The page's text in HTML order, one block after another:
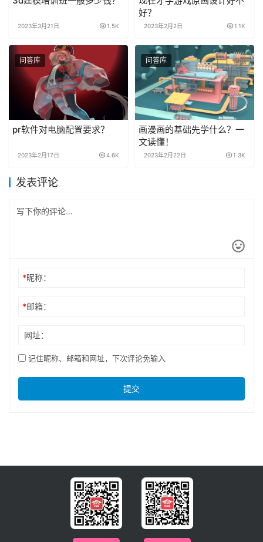
2023年3月21日 1.5K
好？
2023年2月2日 1.1K
问答库
pr软件对电脑配置要求？
2023年2月17日 4.6K
问答库
画漫画的基础先学什么？一
文读懂！
2023年2月22日 1.3K
发表评论
*昵称：
*邮箱：
网址：
记住昵称、邮箱和网址，下次评论免输入
提交